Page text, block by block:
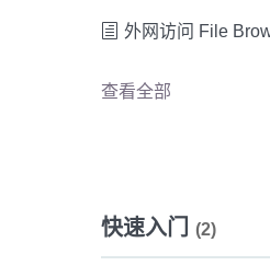
外网访问 File
查看全部
快速入门 (2)